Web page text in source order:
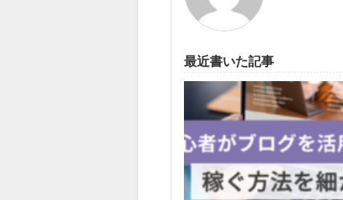
最近書いた記事